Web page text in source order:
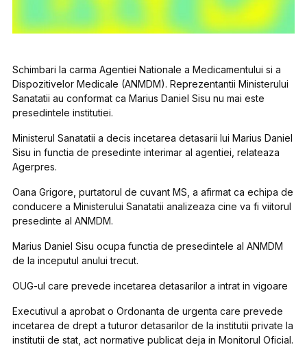
Schimbari la carma Agentiei Nationale a Medicamentului si a
Dispozitivelor Medicale (ANMDM). Reprezentantii Ministerului
Sanatatii au conformat ca Marius Daniel Sisu nu mai este
presedintele institutiei.
Ministerul Sanatatii a decis incetarea detasarii lui Marius Daniel
Sisu in functia de presedinte interimar al agentiei, relateaza
Agerpres.
Oana Grigore, purtatorul de cuvant MS, a afirmat ca echipa de
conducere a Ministerului Sanatatii analizeaza cine va fi viitorul
presedinte al ANMDM.
Marius Daniel Sisu ocupa functia de presedintele al ANMDM
de la inceputul anului trecut.
OUG-ul care prevede incetarea detasarilor a intrat in vigoare
Executivul a aprobat o Ordonanta de urgenta care prevede
incetarea de drept a tuturor detasarilor de la institutii private la
institutii de stat, act normative publicat deja in Monitorul Oficial.